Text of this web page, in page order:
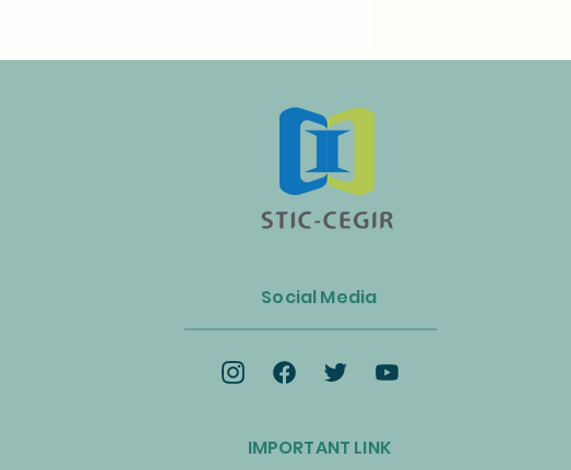
untuk Mempercepat Ekonomi
Sirkular dan Transisi Net-Zero
Social Media
IMPORTANT LINK